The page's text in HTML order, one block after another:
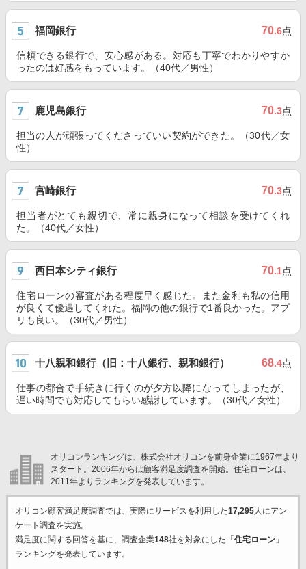
福岡銀行 70.6点
信頼できる銀行で、安心感がある。対応も丁寧でわかりやすか
ったのは好感をもっています。（40代／男性）
鹿児島銀行 70.3点
担当の人が頑張ってくださっていい契約ができた。（30代／女
性）
宮崎銀行 70.3点
担当者がとても親切で、常に親身になって相談を受けてくれ
た。（40代／女性）
西日本シティ銀行 70.1点
住宅ローンの審査がある程度早く感じた。また金利も私の信用
が良くて優遇してくれた。福岡の他の銀行で1番良かった。アプ
リも良い。（30代／男性）
十八親和銀行（旧：十八銀行、親和銀行） 68.4点
仕事の都合で手続きに行くのが夕方以降になってしまったが、
遅い時間でも対応してもらい感謝しています。（30代／女性）
オリコンランキングは、株式会社オリコンを前身企業に1967年より
スタート。2006年からは顧客満足度調査を開始。住宅ローンは、
2011年よりランキングを発表しています。
オリコン顧客満足度調査では、実際にサービスを利用した17,295人にアン
ケート調査を実施。
満足度に関する回答を基に、調査企業148社を対象にした「 住宅ローン」
ランキングを発表しています。